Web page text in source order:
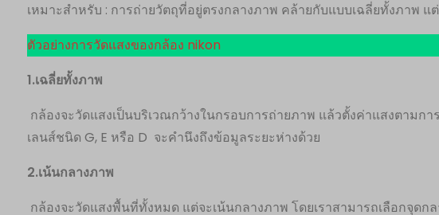
เหมาะสำหรับ : การถ่ายวัตถุที่อยู่ตรงกลางภาพ คล้ายกับแบบเฉลี่ยทั้งภาพ แ
ตัวอย่างการวัดแสงของกล้อง nikon
1.เฉลี่ยทั้งภาพ
กล้องจะวัดแสงเป็นบริเวณกว้างในกรอบการถ่ายภาพ แล้วตั้งค่าแสงตาม
เลนส์ชนิด G, E หรือ D จะคำนึงถึงข้อมูลระยะห่างด้วย
2.เน้นกลางภาพ
กล้องจะวัดแสงพื้นที่ทั้งหมด แต่จะเน้นกลางภาพ โดยเราสามารถเลือกจุด